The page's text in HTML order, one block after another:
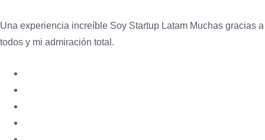
Una experiencia increíble Soy Startup Latam Muchas gracias a
todos y mi admiración total.